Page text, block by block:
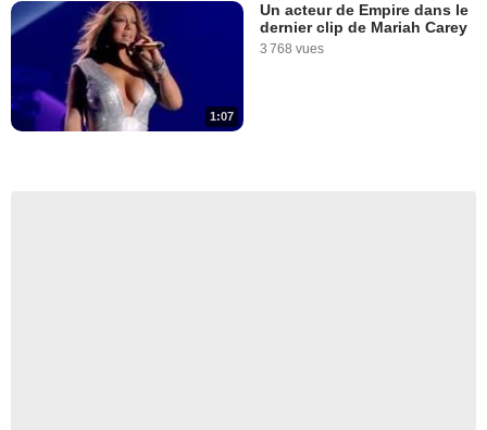
1:07
Un acteur de Empire dans le
dernier clip de Mariah Carey
3 768 vues